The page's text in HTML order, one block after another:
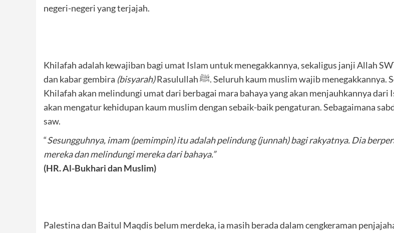
negeri-negeri yang terjajah.
Khilafah adalah kewajiban bagi umat Islam untuk menegakkannya, sekaligus janji Allah
dan kabar gembira (bisyarah)Rasulullah ﷺ. Seluruh kaum muslim wajib menegakkannya. Sebab
Khilafah akan melindungi umat dari berbagai mara bahaya yang akan menjauhkannya dari
akan mengatur kehidupan kaum muslim dengan sebaik-baik pengaturan. Sebagaimana
saw.
“Sesungguhnya, imam (pemimpin) itu adalah pelindung (junnah) bagi rakyatnya. Dia
mereka dan melindungi mereka dari bahaya.”
(HR. Al-Bukhari dan Muslim)
Palestina dan Baitul Maqdis belum merdeka, ia masih berada dalam cengkeraman